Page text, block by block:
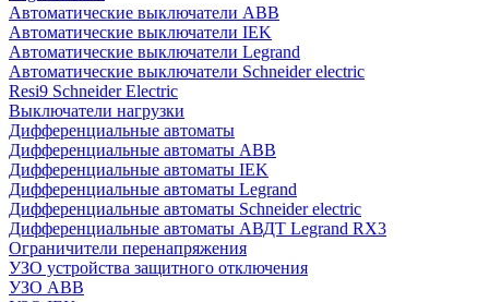
Автоматические выключатели ABB
Автоматические выключатели IEK
Автоматические выключатели Legrand
Автоматические выключатели Schneider electric
Resi9 Schneider Electric
Выключатели нагрузки
Дифференциальные автоматы
Дифференциальные автоматы ABB
Дифференциальные автоматы IEK
Дифференциальные автоматы Legrand
Дифференциальные автоматы Schneider electric
Дифференциальные автоматы АВДТ Legrand RX3
Ограничители перенапряжения
УЗО устройства защитного отключения
УЗО ABB